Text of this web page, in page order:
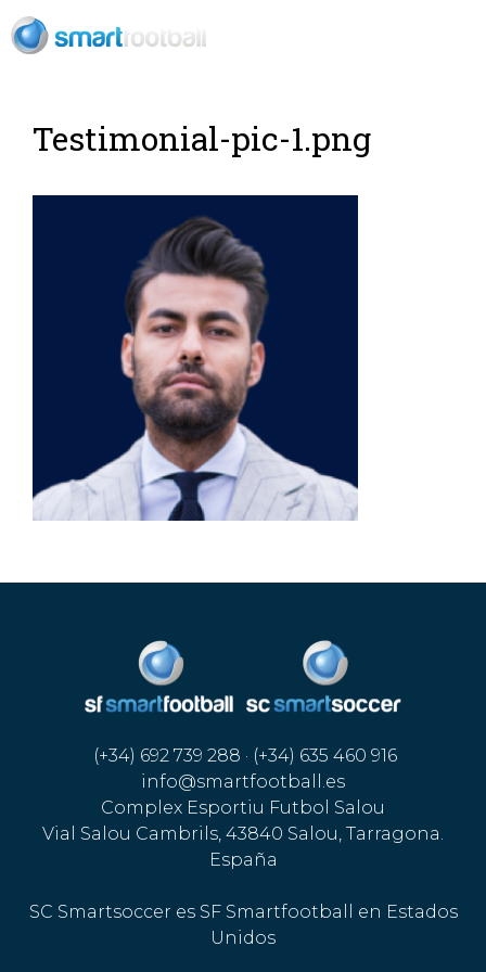
Testimonial-pic-1.png
(+34) 692 739 288 · (+34) 635 460 916
info@smartfootball.es
Complex Esportiu Futbol Salou
Vial Salou Cambrils, 43840 Salou, Tarragona.
España
SC Smartsoccer es SF Smartfootball en Estados
Unidos